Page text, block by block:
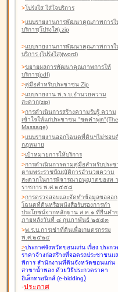
>โปร่งใส ใส่ใจบริการ
>แบบรายงานการพัฒนาคุณภาพการใ
บริการ(โปร่งใส).zip
>แบบรายงานการพัฒนาคุณภาพการใ
บริการ (โปร่งใส)(word)
>ขยายผลการพัฒนาคุณภาพการให้
บริการ(pdf)
>คู่มือสำหรับประชาชน Zip
>แบบรายงาน พ.ร.บ.อำนวยความ
สะดวก(zip)
>การดำเนินการสร้างความรับรู้ ความ
เข้าใจให้แก่ประชาชน "ชุดคำพูด
Massage)
>แบบรายงานออกโฉนดที่ดินฯไม่ชอบ
กฎหมาย
>เป้าหมายการให้บริการ
>การดำเนินการตามคู่มือสำหรับประ
ตามพระราชบัญญัติการอำนวยความ
สะดวกในการพิจารณาอนุญาตของท
ราชการ พ.ศ.๒๕๕๘
>การตรวจสอบและจัดทำข้อมูลขอออก
โฉนดที่ดินหรือหนังสือรับรองการทำ
ประโยชน์จากหลักฐาน ส.ค.๑ ที่ยื่นคำ
ภายหลังวันที่ ๘ กุมภาพันธ์ ๒๕๕๓
>พ.ร.บ.การเช่าที่ดินเพื่อเกษตรกรรม
พ.ศ.๒๕๒๔
>ประกาศจังหวัดขอนแก่น เรื่อง ประกว
ราคาจ้างก่อสร้างที่จอดรถประชาชนแ
พิการ สำนักงานที่ดินจังหวัดขอนแก่น
สาขาน้ำพอง ด้วยวิธีประกวดราคา
อิเล็กทรอนิกส์ (e-bidding)
-ประกาศ